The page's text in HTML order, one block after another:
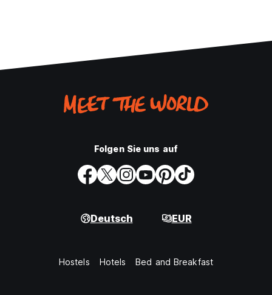
Folgen Sie uns auf
Deutsch EUR
Hostels Hotels Bed and Breakfast